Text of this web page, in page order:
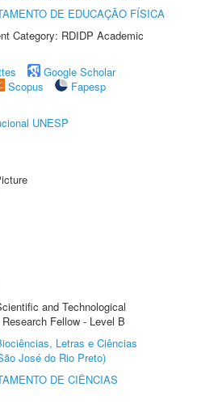
DE EDUCAÇÃO FÍSICA
Category: RDIDP Academic
Google Scholar
Scopus
Fapesp
UNESP
and Technological
Fellow - Level B
Letras e Ciências
José do Rio Preto)
DE CIÊNCIAS